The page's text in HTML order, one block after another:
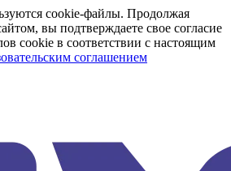
cookie-файлы. Продолжая
вы подтверждаете свое согласие
cookie в соответствии с настоящим
соглашением